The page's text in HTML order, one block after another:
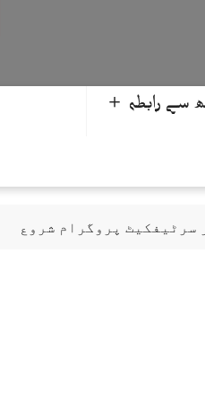
سے رابطہ ＋
سرٹیفکیٹ پروگرام شروع